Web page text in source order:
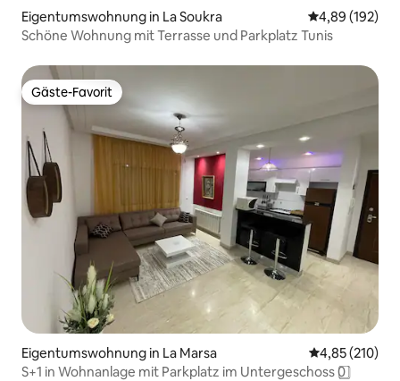
Eigentumswohnung in La Soukra
4,89 (192)
Schöne Wohnung mit Terrasse und Parkplatz Tunis
Gäste-Favorit
Gäste-Favorit
Eigentumswohnung in La Marsa
4,85 (210)
S+1 in Wohnanlage mit Parkplatz im Untergeschoss 0️ ⃣